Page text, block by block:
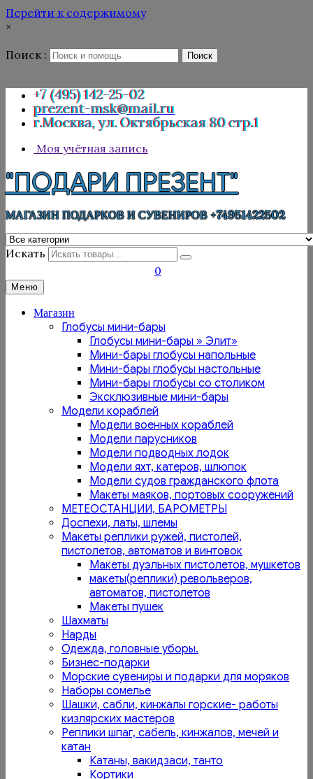
Перейти к содержимому
×
Поиск :
Поиск
+7 (495) 142-25-02
prezent-msk@mail.ru
г.Москва, ул. Октябрьская 80 стр.1
Моя учётная запись
"ПОДАРИ ПРЕЗЕНТ"
МАГАЗИН ПОДАРКОВ И СУВЕНИРОВ +74951422502
Искать
0
Меню
Магазин
Глобусы мини-бары
Глобусы мини-бары » Элит»
Мини-бары глобусы напольные
Мини-бары глобусы настольные
Мини-бары глобусы со столиком
Эксклюзивные мини-бары
Модели кораблей
Модели военных кораблей
Модели парусников
Модели подводных лодок
Модели яхт, катеров, шлюпок
Модели судов гражданского флота
Макеты маяков, портовых сооружений
МЕТЕОСТАНЦИИ, БАРОМЕТРЫ
Доспехи, латы, шлемы
Макеты реплики ружей, пистолей,
пистолетов, автоматов и винтовок
Макеты дуэльных пистолетов, мушкетов
макеты(реплики) револьверов,
автоматов, пистолетов
Макеты пушек
Шахматы
Нарды
Одежда, головные уборы.
Бизнес-подарки
Морские сувениры и подарки для моряков
Наборы сомелье
Шашки, сабли, кинжалы горские- работы
кизлярских мастеров
Реплики шпаг, сабель, кинжалов, мечей и
катан
Катаны, вакидзаси, танто
Кортики